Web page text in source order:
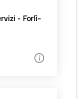
- Forlì-